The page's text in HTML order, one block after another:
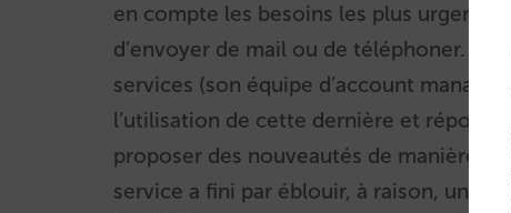
en compte les besoins les plus urgents
d’envoyer de mail ou de téléphoner. À
services (son équipe d’account
l’utilisation de cette dernière et
proposer des nouveautés de manière
service a fini par éblouir, à raison, un